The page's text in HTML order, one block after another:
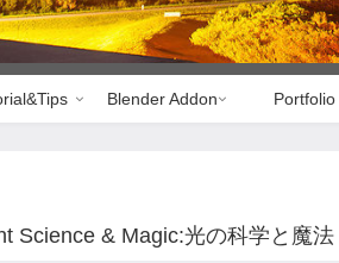
Blender Addon Portfolio
Science & Magic:光の科学と魔法